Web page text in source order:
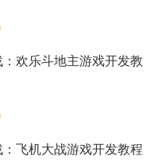
欢乐斗地主游戏开发教
飞机大战游戏开发教程